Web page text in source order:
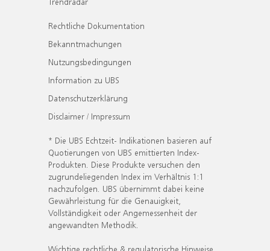
Rechtliche Dokumentation
Bekanntmachungen
Nutzungsbedingungen
Information zu UBS
Datenschutzerklärung
Disclaimer / Impressum
* Die UBS Echtzeit- Indikationen basieren auf
Quotierungen von UBS emittierten Index-
Produkten. Diese Produkte versuchen den
zugrundeliegenden Index im Verhältnis 1:1
nachzufolgen. UBS übernimmt dabei keine
Gewährleistung für die Genauigkeit,
Vollständigkeit oder Angemessenheit der
angewandten Methodik.